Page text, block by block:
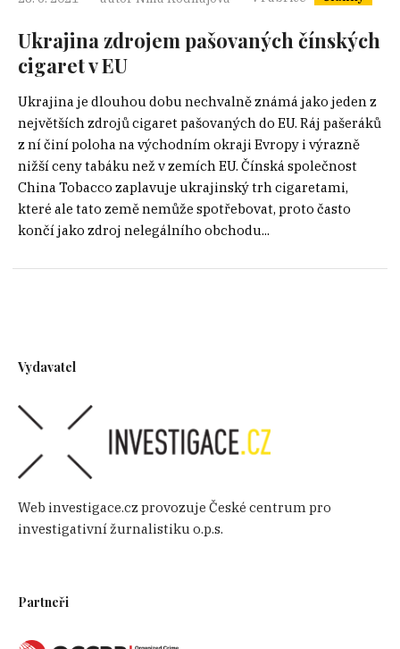
Ukrajina zdrojem pašovaných čínských
cigaret v EU
Ukrajina je dlouhou dobu nechvalně známá jako jeden z
největších zdrojů cigaret pašovaných do EU. Ráj pašeráků
z ní činí poloha na východním okraji Evropy i výrazně
nižší ceny tabáku než v zemích EU. Čínská společnost
China Tobacco zaplavuje ukrajinský trh cigaretami,
které ale tato země nemůže spotřebovat, proto často
končí jako zdroj nelegálního obchodu...
Vydavatel
Web investigace.cz provozuje České centrum pro
investigativní žurnalistiku o.p.s.
Partneři